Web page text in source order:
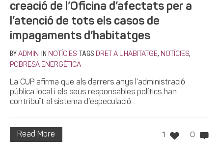
creació de l’Oficina d’afectats per a
l’atenció de tots els casos de
impagaments d’habitatges
BY ADMIN IN NOTÍCIES TAGS DRET A L'HABITATGE, NOTÍCIES,
POBRESA ENERGÈTICA
La CUP afirma que als darrers anys l’administració
pública local i els seus responsables polítics han
contribuït al sistema d’especulació...
1 0
Read More